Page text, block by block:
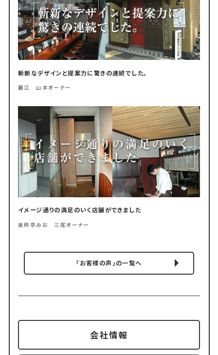
斬新なデザインと提案力に驚きの連続でした。
麗江 山本オーナー
イメージ通りの満足のいく店舗ができました
楽粋亭みお 三尾オーナー
「お客様の声」の一覧へ
会社情報